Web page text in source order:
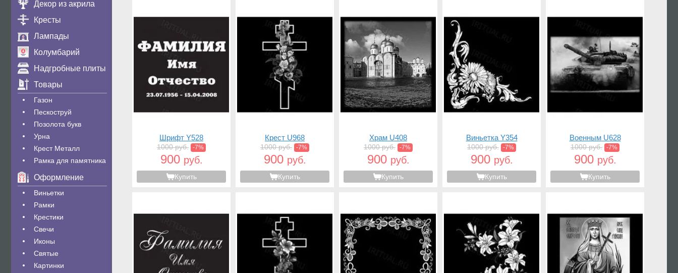
Декор из акрила
Кресты
Лампады
Колумбарий
Надгробные плиты
Товары
Газон
Пескоструй
Позолота букв
Урна
Крест Металл
Рамка для памятника
Оформление
Виньетки
Рамки
Крестики
Свечи
Иконы
Святые
Картинки
Шрифт Y528
1000 руб. -7%
900 руб.
Купить
Крест U968
1000 руб. -7%
900 руб.
Купить
Храм U408
1000 руб. -7%
900 руб.
Купить
Виньетка Y354
1000 руб. -7%
900 руб.
Купить
Военным U628
1000 руб. -7%
900 руб.
Купить